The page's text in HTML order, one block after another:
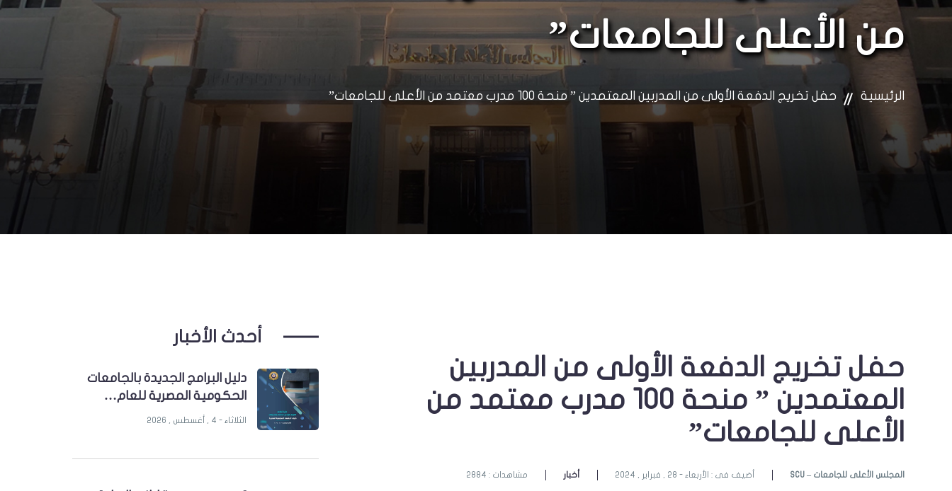
من الأعلى للجامعات”
الرئيسية حفل تخريج الدفعة الأولى من المدربين المعتمدين ” منحة ١٠٠ مدرب معتمد من الأعلى للجامعات”
حفل تخريج الدفعة الأولى من المدربين
المعتمدين ” منحة ١٠٠ مدرب معتمد من
الأعلى للجامعات”
SCU – المجلس الأعلى للجامعات أضيف فى : الأربعاء - 28 , فبراير , 2024 أخبار مشاهدات : 2884
أحدث الأخبار
دليل البرامج الجديدة بالجامعات
الحكومية المصرية للعام…
الثلاثاء - 4 , أغسطس , 2026